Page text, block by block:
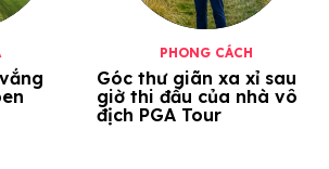
PHONG CÁCH
Góc thư giãn xa xỉ sau
giờ thi đấu của nhà vô
địch PGA Tour